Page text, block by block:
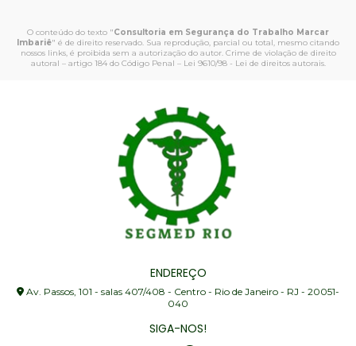
O conteúdo do texto "Consultoria em Segurança do Trabalho Marcar
Imbariê" é de direito reservado. Sua reprodução, parcial ou total, mesmo citando
nossos links, é proibida sem a autorização do autor. Crime de violação de direito
autoral – artigo 184 do Código Penal – Lei 9610/98 - Lei de direitos autorais.
ENDEREÇO
Av. Passos, 101 - salas 407/408 - Centro - Rio de Janeiro - RJ - 20051-
040
SIGA-NOS!